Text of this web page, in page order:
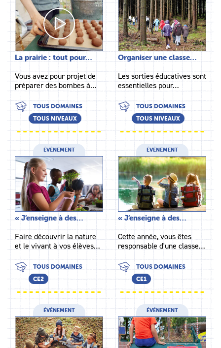
La prairie : tout pour…
Vous avez pour projet de
préparer des bombes à…
TOUS DOMAINES
TOUS NIVEAUX
Organiser une classe…
Les sorties éducatives sont
essentielles pour…
TOUS DOMAINES
TOUS NIVEAUX
ÉVÉNEMENT
« J’enseigne à des…
Faire découvrir la nature
et le vivant à vos élèves…
TOUS DOMAINES
CE2
ÉVÉNEMENT
« J’enseigne à des…
Cette année, vous êtes
responsable d'une classe…
TOUS DOMAINES
CE1
ÉVÉNEMENT ÉVÉNEMENT